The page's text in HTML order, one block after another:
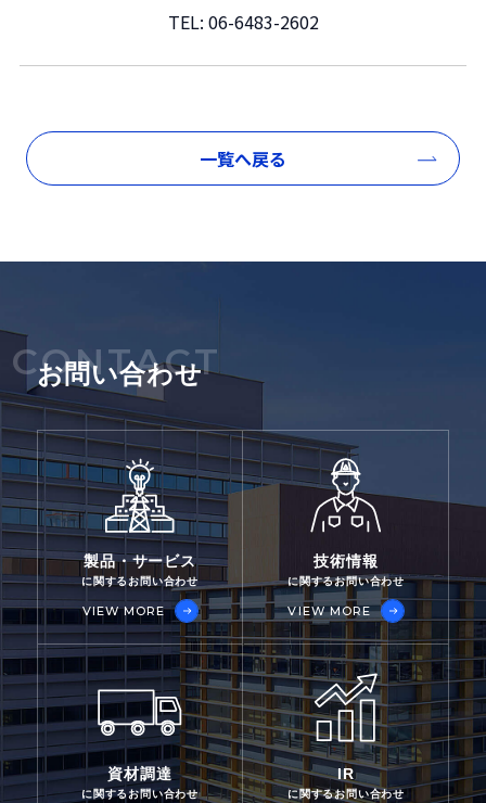
TEL: 06-6483-2602
一覧へ戻る
CONTACT
お問い合わせ
製品・サービス
に関するお問い合わせ
VIEW MORE
技術情報
に関するお問い合わせ
VIEW MORE
資材調達
に関するお問い合わせ
IR
に関するお問い合わせ